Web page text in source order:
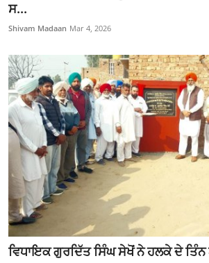
ਸ...
Shivam Madaan Mar 4, 2026
ਵਿਧਾਇਕ ਗੁਰਦਿੱਤ ਸਿੰਘ ਸੇਖੋਂ ਨੇ ਹਲਕੇ ਦੇ ਤਿੰਨ